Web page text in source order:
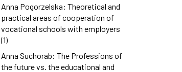
Anna Pogorzelska: Theoretical and
practical areas of cooperation of
vocational schools with employers
(1)
Anna Suchorab: The Professions of
the future vs. the educational and